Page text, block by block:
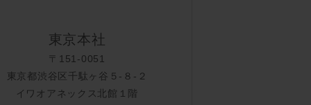
東京本社
〒151-0051
東京都渋谷区千駄ヶ谷５-８-２
イワオアネックス北館１階